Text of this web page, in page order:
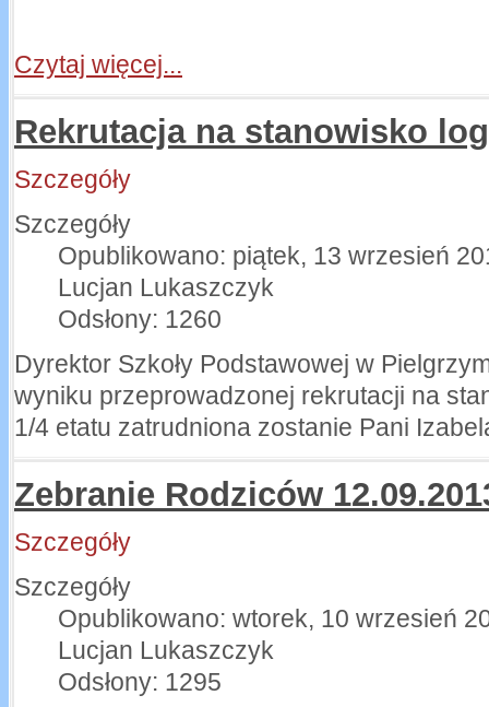
Czytaj więcej...
Rekrutacja na stanowisko
Szczegóły
Szczegóły
Opublikowano: piątek, 13 wrzesień
Lucjan Lukaszczyk
Odsłony: 1260
Dyrektor Szkoły Podstawowej w
wyniku przeprowadzonej rekrutacji na
1/4 etatu zatrudniona zostanie Pani
Zebranie Rodziców
Szczegóły
Szczegóły
Opublikowano: wtorek, 10 wrzesień
Lucjan Lukaszczyk
Odsłony: 1295